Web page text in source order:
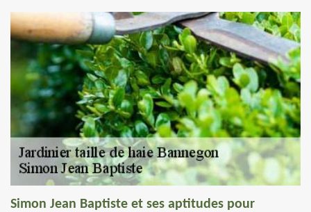
Simon Jean Baptiste et ses aptitudes pour